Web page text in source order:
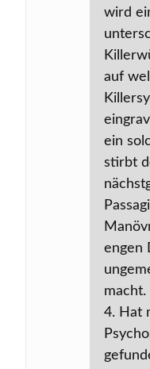
wird
auf
ein
stirbt
engen
macht.
4. Hat